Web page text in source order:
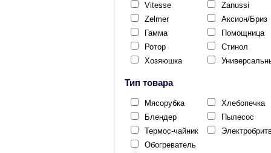
Vitesse
Zanussi
Zelmer
Аксион/Бриз
Гамма
Помощница
Ротор
Стинол
Хозяюшка
Тип товара
Мясорубка
Хлебопечка
Блендер
Пылесос
Термос-чайник
Обогреватель